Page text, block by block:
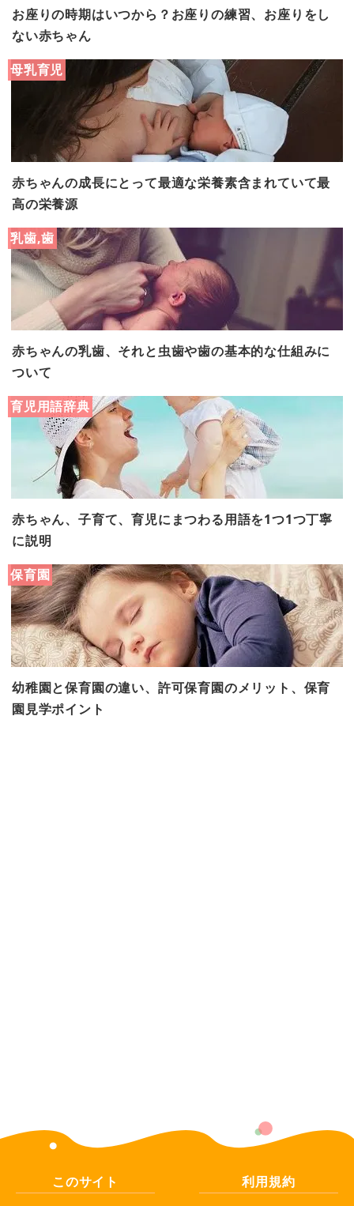
お座りの時期はいつから？お座りの練習、お座りをし
ない赤ちゃん
母乳育児
赤ちゃんの成長にとって最適な栄養素含まれていて最
高の栄養源
乳歯,歯
赤ちゃんの乳歯、それと虫歯や歯の基本的な仕組みに
ついて
育児用語辞典
赤ちゃん、子育て、育児にまつわる用語を1つ1つ丁寧
に説明
保育園
幼稚園と保育園の違い、許可保育園のメリット、保育
園見学ポイント
このサイト 利用規約